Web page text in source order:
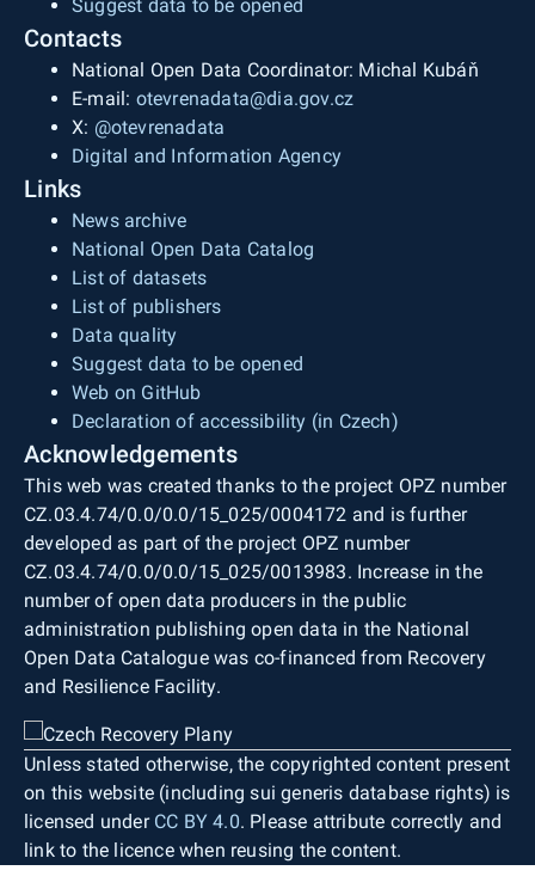
Suggest data to be opened
Contacts
National Open Data Coordinator: Michal Kubáň
E-mail: otevrenadata@dia.gov.cz
X: @otevrenadata
Digital and Information Agency
Links
News archive
National Open Data Catalog
List of datasets
List of publishers
Data quality
Suggest data to be opened
Web on GitHub
Declaration of accessibility (in Czech)
Acknowledgements
This web was created thanks to the project OPZ number
CZ.03.4.74/0.0/0.0/15_025/0004172 and is further
developed as part of the project OPZ number
CZ.03.4.74/0.0/0.0/15_025/0013983. Increase in the
number of open data producers in the public
administration publishing open data in the National
Open Data Catalogue was co-financed from Recovery
and Resilience Facility.
Unless stated otherwise, the copyrighted content present
on this website (including sui generis database rights) is
licensed under CC BY 4.0. Please attribute correctly and
link to the licence when reusing the content.